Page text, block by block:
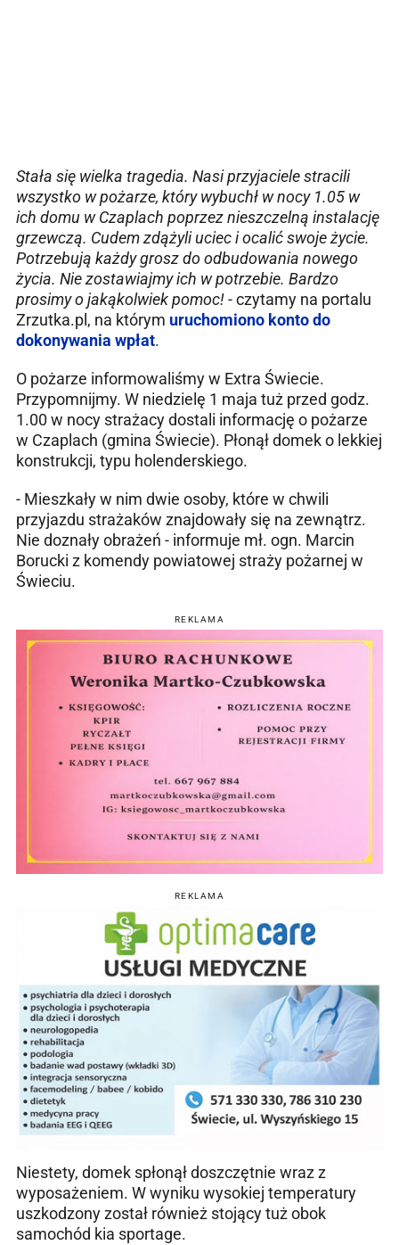
Stała się wielka tragedia. Nasi przyjaciele stracili
wszystko w pożarze, który wybuchł w nocy 1.05 w
ich domu w Czaplach poprzez nieszczelną instalację
grzewczą. Cudem zdążyli uciec i ocalić swoje życie.
Potrzebują każdy grosz do odbudowania nowego
życia. Nie zostawiajmy ich w potrzebie. Bardzo
prosimy o jakąkolwiek pomoc!- czytamy na portalu
Zrzutka.pl, na którym uruchomiono konto do
dokonywania wpłat.
O pożarze informowaliśmy w Extra Świecie.
Przypomnijmy. W niedzielę 1 maja tuż przed godz.
1.00 w nocy strażacy dostali informację o pożarze
w Czaplach (gmina Świecie). Płonął domek o lekkiej
konstrukcji, typu holenderskiego.
- Mieszkały w nim dwie osoby, które w chwili
przyjazdu strażaków znajdowały się na zewnątrz.
Nie doznały obrażeń - informuje mł. ogn. Marcin
Borucki z komendy powiatowej straży pożarnej w
Świeciu.
REKLAMA
REKLAMA
Niestety, domek spłonął doszczętnie wraz z
wyposażeniem. W wyniku wysokiej temperatury
uszkodzony został również stojący tuż obok
samochód kia sportage.